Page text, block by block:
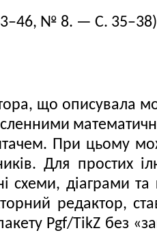
№ 8. — С. 35–38)
що описувала
При цьому
Для простих
схеми, діаграми
редактор,
Pgf/TikZ без